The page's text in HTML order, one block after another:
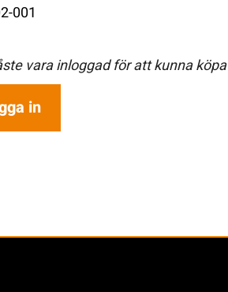
001
vara inloggad för att kunna
in